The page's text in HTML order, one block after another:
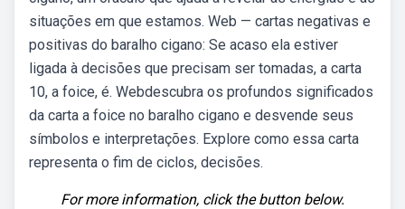
situações em que estamos. Web — cartas negativas e
positivas do baralho cigano: Se acaso ela estiver
ligada à decisões que precisam ser tomadas, a carta
10, a foice, é. Webdescubra os profundos significados
da carta a foice no baralho cigano e desvende seus
símbolos e interpretações. Explore como essa carta
representa o fim de ciclos, decisões.
For more information, click the button below.